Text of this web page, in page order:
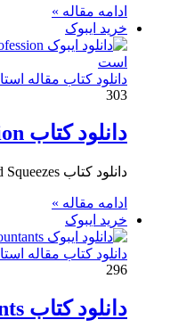
ادامه مقاله »
خرید ایبوک
دانلود کتاب مقاله
303
دانلود کتاب The AI Accountant: How Artificial Intelligence is Reshaping the Accounting Profession
دانلود کتاب The Repo Market, Shorts, Shortages and Squeezes خرید ایبوک شیوه نامه قرارداد خرید مجدد (Repo) Download PDF
ادامه مقاله »
خرید ایبوک
دانلود کتاب مقاله
296
دانلود کتاب A.I. in Accounting: Manual for Expert Accountants